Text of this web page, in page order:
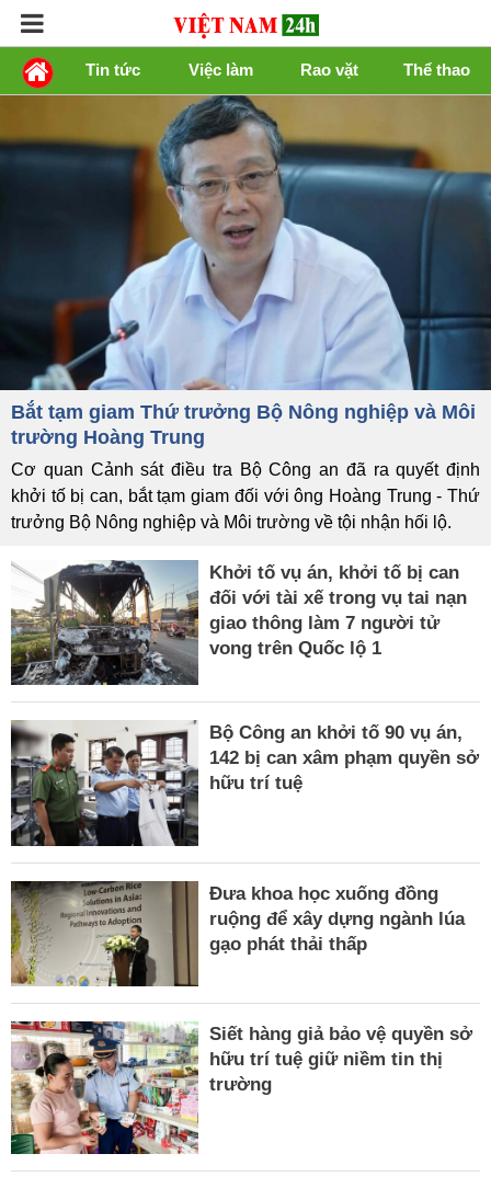
Tin tức Việc làm Rao vặt Thể thao
Bắt tạm giam Thứ trưởng Bộ Nông nghiệp và Môi
trường Hoàng Trung
Cơ quan Cảnh sát điều tra Bộ Công an đã ra quyết định
khởi tố bị can, bắt tạm giam đối với ông Hoàng Trung - Thứ
trưởng Bộ Nông nghiệp và Môi trường về tội nhận hối lộ.
Khởi tố vụ án, khởi tố bị can
đối với tài xế trong vụ tai nạn
giao thông làm 7 người tử
vong trên Quốc lộ 1
Bộ Công an khởi tố 90 vụ án,
142 bị can xâm phạm quyền sở
hữu trí tuệ
Đưa khoa học xuống đồng
ruộng để xây dựng ngành lúa
gạo phát thải thấp
Siết hàng giả bảo vệ quyền sở
hữu trí tuệ giữ niềm tin thị
trường